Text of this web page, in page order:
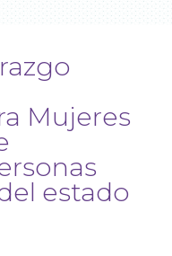
Mujeres
estado